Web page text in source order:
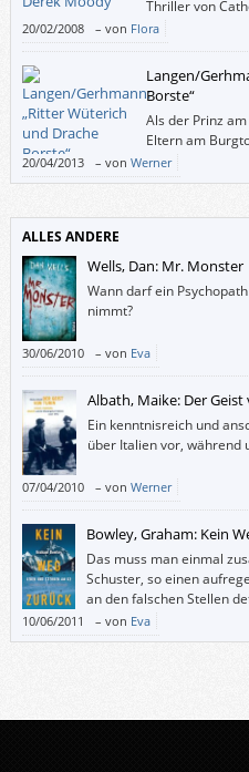
Thriller von
10 Jahre alt))
20/02/2008 – von Flora
Langen/
Borste“
Als der Prinz
Eltern am
dass dies nicht
gewesen sein kann. Noch dazu, wo
Annette Langen (die Hase-„Felix“-
Bücher schreiben wird. Die
ebenso entzückend wie die
20/04/2013 – von Werner
ALLES ANDERE
Wells, Dan: Mr. Monster
Wann darf ein
nimmt?
30/06/2010 – von Eva
Albath, Maike: Der Geist
Ein kenntnisreich und
über Italien vor, während
07/04/2010 – von Werner
Bowley, Graham: Kein
Das muss man einmal
Schuster, so einen
an den falschen Stellen
10/06/2011 – von Eva